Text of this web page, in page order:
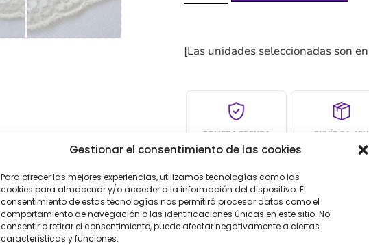
Gestionar el consentimiento de las cookies
Para ofrecer las mejores experiencias, utilizamos tecnologías como las
cookies para almacenar y/o acceder a la información del dispositivo. El
consentimiento de estas tecnologías nos permitirá procesar datos como el
comportamiento de navegación o las identificaciones únicas en este sitio. No
consentir o retirar el consentimiento, puede afectar negativamente a ciertas
características y funciones.
[Las unidades seleccionadas son en
COMPRA SEGURA ENVÍO 24-48H